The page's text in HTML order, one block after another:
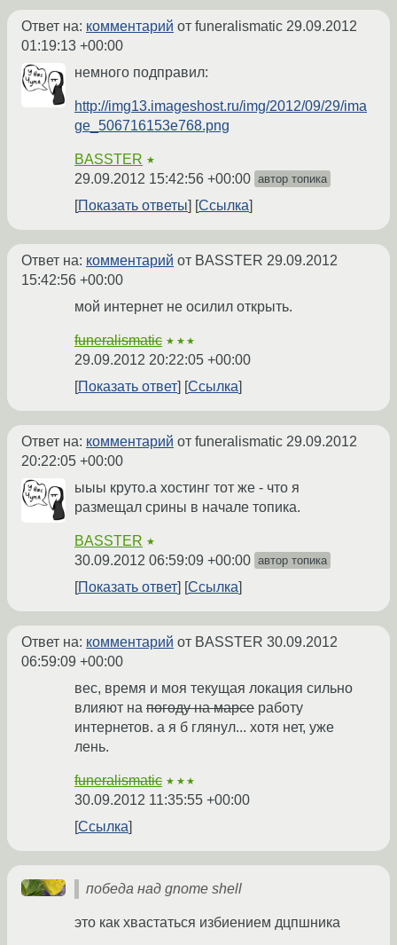
Ответ на: комментарий от funeralismatic 29.09.2012
01:19:13 +00:00
немного подправил:
http://img13.imageshost.ru/img/2012/09/29/ima
ge_506716153e768.png
BASSTER ★
29.09.2012 15:42:56 +00:00 автор топика
Показать ответы Ссылка
Ответ на: комментарий от BASSTER 29.09.2012
15:42:56 +00:00
мой интернет не осилил открыть.
funeralismatic ★★★
29.09.2012 20:22:05 +00:00
Показать ответ
Ссылка
Ответ на: комментарий от funeralismatic 29.09.2012
20:22:05 +00:00
ыыы круто.а хостинг тот же - что я
размещал срины в начале топика.
BASSTER ★
30.09.2012 06:59:09 +00:00 автор топика
Показать ответ Ссылка
Ответ на: комментарий от BASSTER 30.09.2012
06:59:09 +00:00
вес, время и моя текущая локация сильно
влияют на погоду на марсе работу
интернетов. а я б глянул... хотя нет, уже
лень.
funeralismatic ★★★
30.09.2012 11:35:55 +00:00
Ссылка
победа над gnome shell
это как хвастаться избиением дцпшника